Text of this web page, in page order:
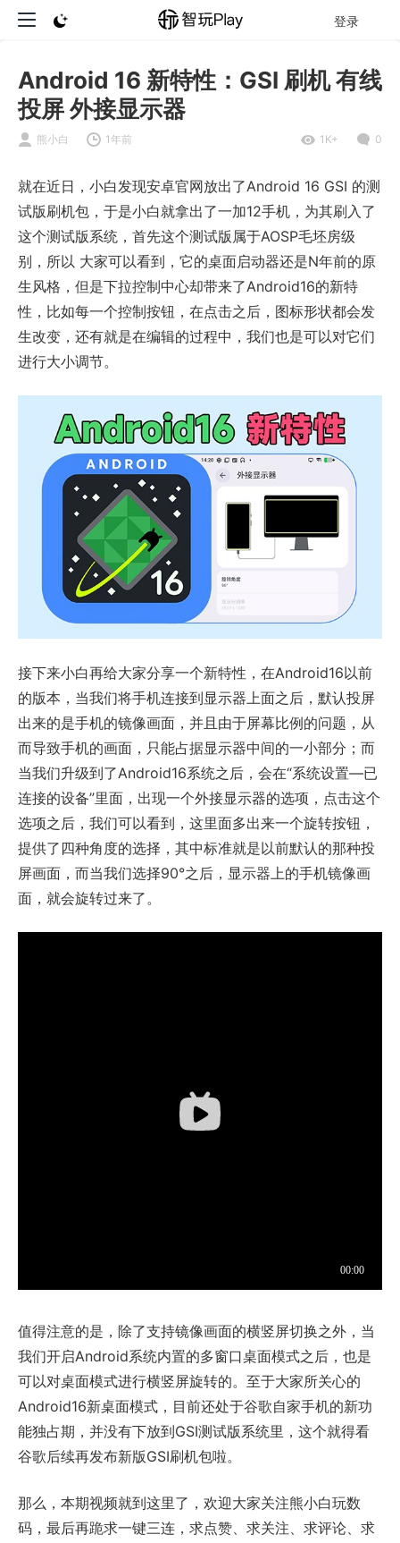
登录
Android 16 新特性：GSI 刷机 有线
投屏 外接显示器
熊小白 1年前 1K+ 0
就在近日，小白发现安卓官网放出了Android 16 GSI 的测
试版刷机包，于是小白就拿出了一加12手机，为其刷入了
这个测试版系统，首先这个测试版属于AOSP毛坯房级
别，所以 大家可以看到，它的桌面启动器还是N年前的原
生风格，但是下拉控制中心却带来了Android16的新特
性，比如每一个控制按钮，在点击之后，图标形状都会发
生改变，还有就是在编辑的过程中，我们也是可以对它们
进行大小调节。
接下来小白再给大家分享一个新特性，在Android16以前
的版本，当我们将手机连接到显示器上面之后，默认投屏
出来的是手机的镜像画面，并且由于屏幕比例的问题，从
而导致手机的画面，只能占据显示器中间的一小部分；而
当我们升级到了Android16系统之后，会在“系统设置—已
连接的设备”里面，出现一个外接显示器的选项，点击这个
选项之后，我们可以看到，这里面多出来一个旋转按钮，
提供了四种角度的选择，其中标准就是以前默认的那种投
屏画面，而当我们选择90°之后，显示器上的手机镜像画
面，就会旋转过来了。
值得注意的是，除了支持镜像画面的横竖屏切换之外，当
我们开启Android系统内置的多窗口桌面模式之后，也是
可以对桌面模式进行横竖屏旋转的。至于大家所关心的
Android16新桌面模式，目前还处于谷歌自家手机的新功
能独占期，并没有下放到GSI测试版系统里，这个就得看
谷歌后续再发布新版GSI刷机包啦。
那么，本期视频就到这里了，欢迎大家关注熊小白玩数
码，最后再跪求一键三连，求点赞、求关注、求评论、求